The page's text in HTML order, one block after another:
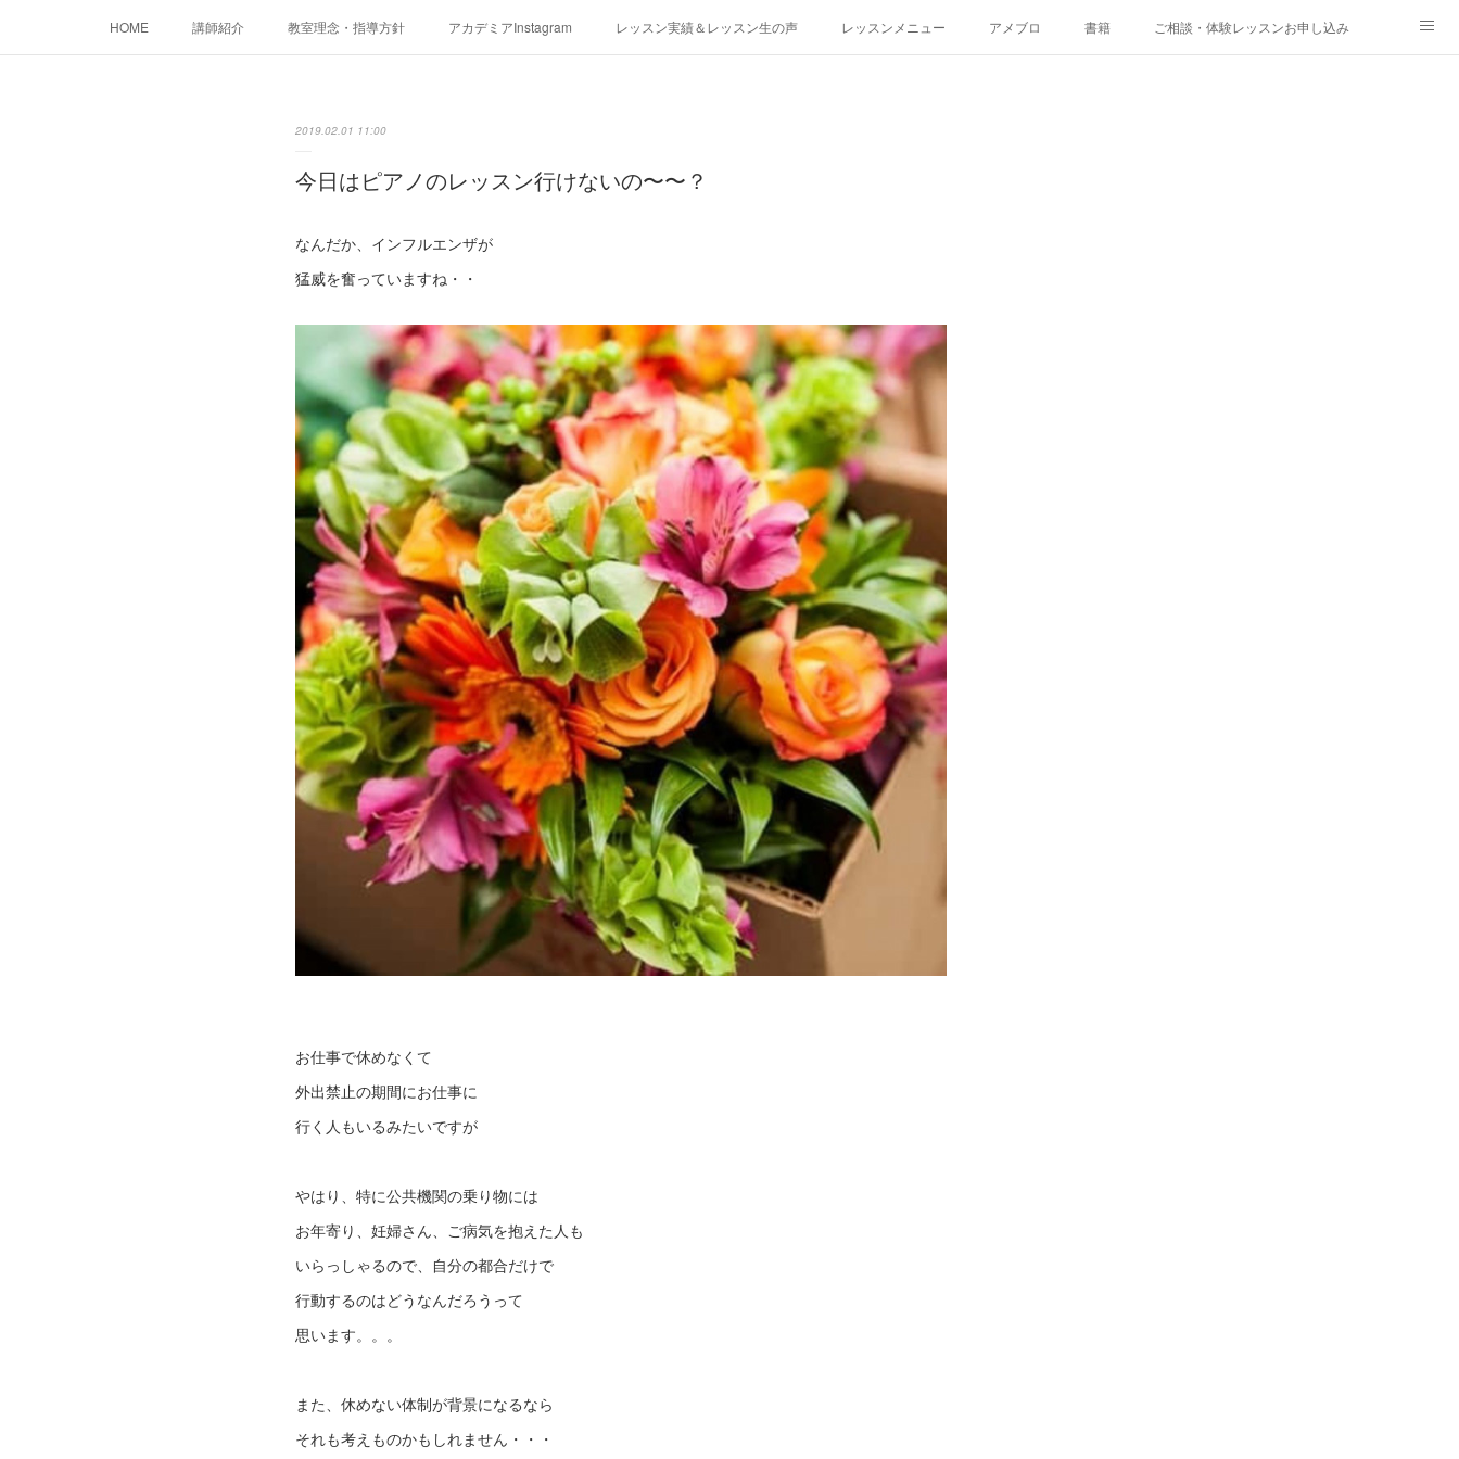
HOME 講師紹介 教室理念・指導方針 アカデミアInstagram レッスン実績＆レッスン生の声 レッスンメニュー アメブロ 書籍 ご相談・体験レッスンお申し込み
2019.02.01 11:00
今日はピアノのレッスン行けないの〜〜？
なんだか、インフルエンザが
猛威を奮っていますね・・
お仕事で休めなくて
外出禁止の期間にお仕事に
行く人もいるみたいですが
やはり、特に公共機関の乗り物には
お年寄り、妊婦さん、ご病気を抱えた人も
いらっしゃるので、自分の都合だけで
行動するのはどうなんだろうって
思います。。。
また、休めない体制が背景になるなら
それも考えものかもしれません・・・